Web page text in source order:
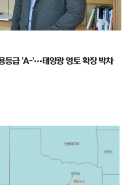
등급 'A-'…태양광 영토 확장 박차